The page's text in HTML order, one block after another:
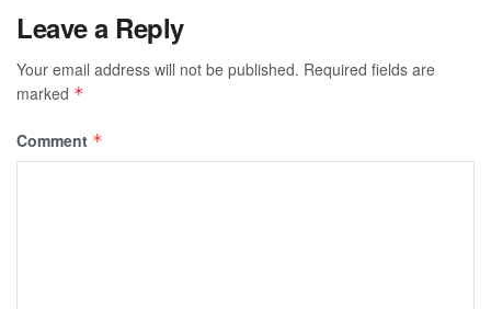
Leave a Reply
Your email address will not be published. Required fields are
marked *
Comment *